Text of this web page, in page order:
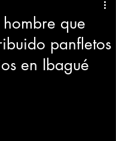
que
panfletos
en Ibagué